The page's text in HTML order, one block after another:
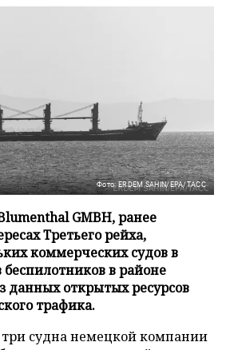
Фото: ERDEM SAHIN/EPA/ТАСС
GMBH, ранее
Третьего рейха,
коммерческих судов в
беспилотников в районе
данных открытых ресурсов
трафика.
судна немецкой компании